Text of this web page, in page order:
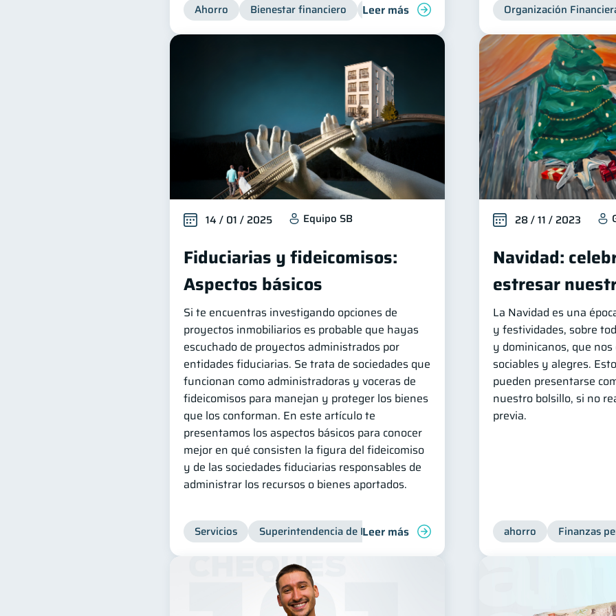
Ahorro Bienestar financiero Consejos Organización Financiera
Leer más Organización
14 / 01 / 2025 Equipo SB
Fiduciarias y fideicomisos:
Aspectos básicos
Si te encuentras investigando opciones de
proyectos inmobiliarios es probable que hayas
escuchado de proyectos administrados por
entidades fiduciarias. Se trata de sociedades que
funcionan como administradoras y voceras de
fideicomisos para manejan y proteger los bienes
que los conforman. En este artículo te
presentamos los aspectos básicos para conocer
mejor en qué consisten la figura del fideicomiso
y de las sociedades fiduciarias responsables de
administrar los recursos o bienes aportados.
Servicios Superintendencia de Bancos
Leer más
28 / 11 / 2023
Navidad:
estresar
La Navidad es una
y festividades, sobre
y dominicanos, que
sociables y alegres.
pueden presentarse
nuestro bolsillo, si no
previa.
ahorro Finanzas